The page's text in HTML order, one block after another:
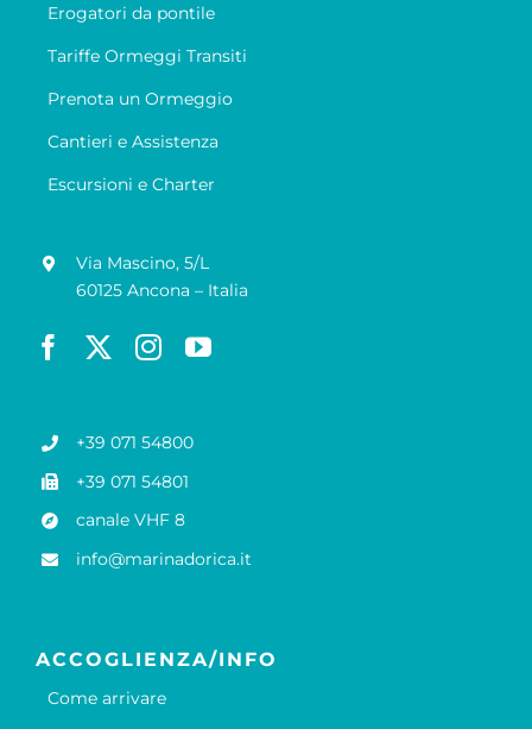
Erogatori da pontile
Tariffe Ormeggi Transiti
Prenota un Ormeggio
Cantieri e Assistenza
Escursioni e Charter
Via Mascino, 5/L
60125 Ancona – Italia
+39 071 54800
+39 071 54801
canale VHF 8
info@marinadorica.it
ACCOGLIENZA/INFO
Come arrivare